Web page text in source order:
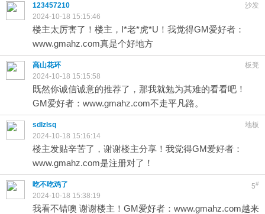
沙发
123457210
2024-10-18 15:15:46
楼主太厉害了！楼主，I*老*虎*U！我觉得GM爱好者：
www.gmahz.com真是个好地方
板凳
高山花环
2024-10-18 15:15:58
既然你诚信诚意的推荐了，那我就勉为其难的看看吧！
GM爱好者：www.gmahz.com不走平凡路。
地板
sdlzlsq
2024-10-18 15:16:14
楼主发贴辛苦了，谢谢楼主分享！我觉得GM爱好者：
www.gmahz.com是注册对了！
5#
吃不吃鸡了
2024-10-18 15:38:19
我看不错噢 谢谢楼主！GM爱好者：www.gmahz.com越来